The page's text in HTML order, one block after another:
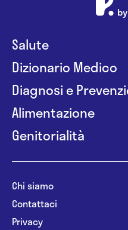
Salute
Dizionario Medico
Diagnosi e
Alimentazione
Genitorialità
Chi siamo
Contattaci
Privacy